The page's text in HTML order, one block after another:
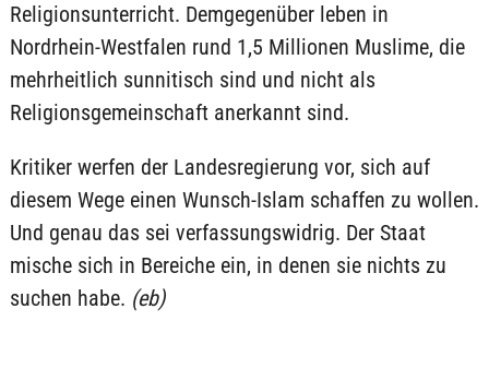
Religionsunterricht. Demgegenüber leben in
Nordrhein-Westfalen rund 1,5 Millionen Muslime, die
mehrheitlich sunnitisch sind und nicht als
Religionsgemeinschaft anerkannt sind.
Kritiker werfen der Landesregierung vor, sich auf
diesem Wege einen Wunsch-Islam schaffen zu wollen.
Und genau das sei verfassungswidrig. Der Staat
mische sich in Bereiche ein, in denen sie nichts zu
suchen habe. (eb)